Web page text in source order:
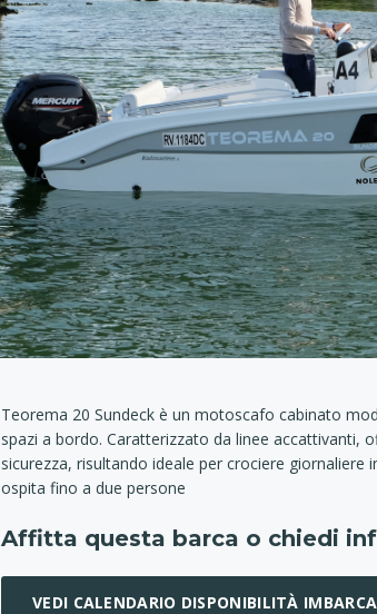
Teorema 20 Sundeck è un motoscafo cabinato
spazi a bordo. Caratterizzato da linee accattivanti,
sicurezza, risultando ideale per crociere
ospita fino a due persone
Affitta questa barca o chiedi
VEDI CALENDARIO DISPONIBILITÀ